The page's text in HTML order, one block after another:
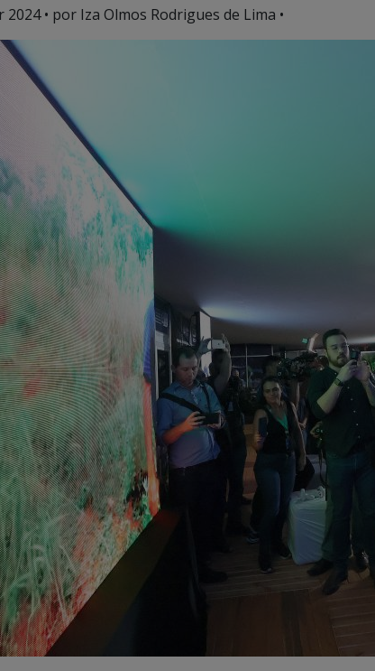
2024• por Iza Olmos Rodrigues de Lima •